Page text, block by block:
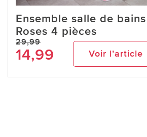
Ensemble salle de bains
Roses 4 pièces
29,99
14,99 Voir l’article